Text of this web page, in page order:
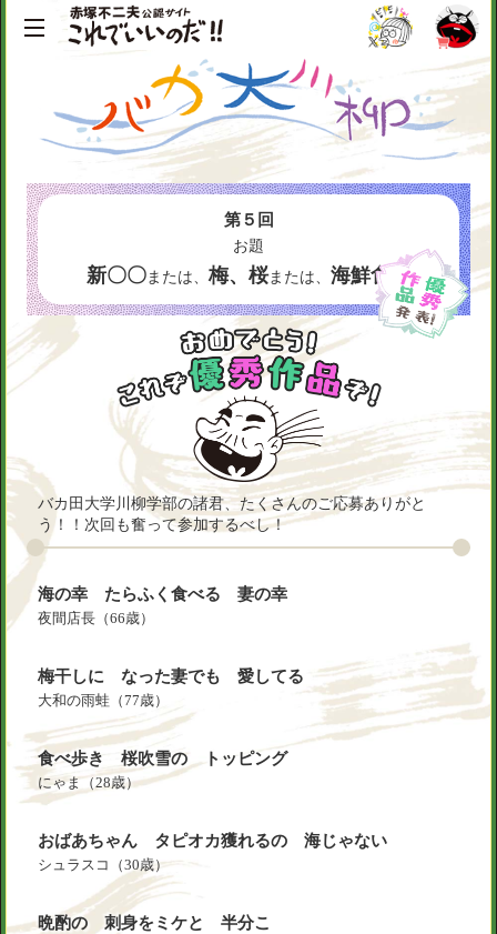
第５回
お題
新〇〇または、梅、桜または、 海鮮食材
バカ田大学川柳学部の諸君、たくさんのご応募ありがと
う！！ 次回も奮って参加するべし！
海の幸 たらふく食べる 妻の幸
夜間店長 （66歳）
梅干しに なった妻でも 愛してる
大和の雨蛙 （77歳）
食べ歩き 桜吹雪の トッピング
にゃま（28歳）
おばあちゃん タピオカ獲れるの 海じゃない
シュラスコ （30歳）
晩酌の 刺身をミケと 半分こ